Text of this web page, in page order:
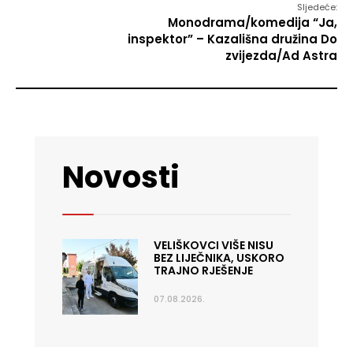
Sljedeće:
Monodrama/komedija “Ja,
inspektor” – Kazališna družina Do
zvijezda/Ad Astra
Novosti
VELIŠKOVCI VIŠE NISU
BEZ LIJEČNIKA, USKORO
TRAJNO RJEŠENJE
07.08.2026.